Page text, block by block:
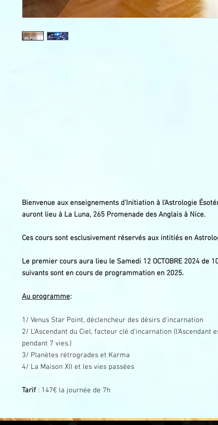
Bienvenue aux enseignements d'Initiation à l'Astrologie
auront lieu à La Luna, 265 Promenade des Anglais à Nice.
Ces cours sont esclusivement réservés aux intitiés en
Le premier cours aura lieu le Samedi 12 OCTOBRE 2024 de
suivants sont en cours de programmation en 2025.
Au programme:
1/ Venus Star Point, déclencheur des désirs d'incarnation
2/ L'Ascendant du Ciel, facteur clé d'incarnation (l'Ascendant
pendant 7 vies.)
3/ Planètes rétrogrades et Karma
4/ La Maison XII et les vies passées
Tarif : 147€ la journée de 7h